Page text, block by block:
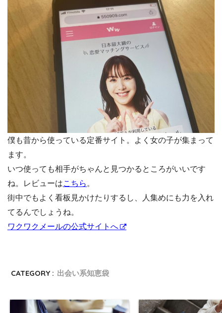
僕も昔から使っている定番サイト。よく女の子が集まって
ます。
いつ使っても相手がちゃんと見つかるところがいいです
ね。レビューはこちら 。
街中でもよく看板見かけたりするし、人集めにも力を入れ
てるんでしょうね。
ワクワクメールの公式サイトへ
CATEGORY : 出会い系知恵袋